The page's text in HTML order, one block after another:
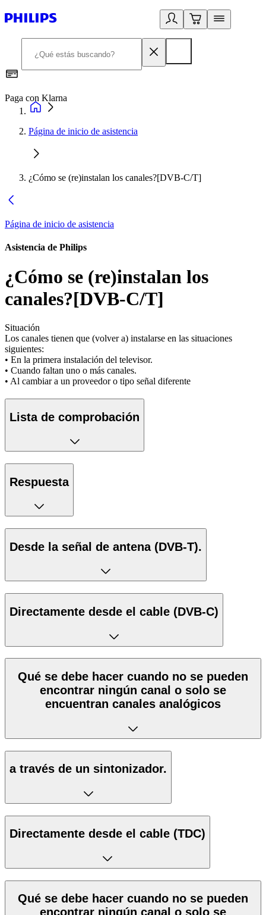
Paga con Klarna
Página de inicio de asistencia
¿Cómo se (re)instalan los canales?[DVB-C/T]
Página de inicio de asistencia
Asistencia de Philips
¿Cómo se (re)instalan los
canales?[DVB-C/T]
Situación
Los canales tienen que (volver a) instalarse en las situaciones
siguientes:
• En la primera instalación del televisor.
• Cuando faltan uno o más canales.
• Al cambiar a un proveedor o tipo señal diferente
Lista de comprobación
Respuesta
Desde la señal de antena (DVB-T).
Directamente desde el cable (DVB-C)
Qué se debe hacer cuando no se pueden
encontrar ningún canal o solo se
encuentran canales analógicos
a través de un sintonizador.
Directamente desde el cable (TDC)
Qué se debe hacer cuando no se pueden
encontrar ningún canal o solo se